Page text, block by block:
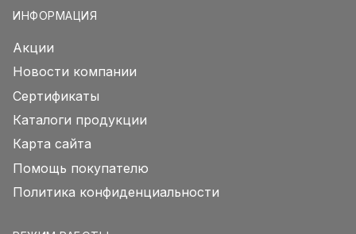
ИНФОРМАЦИЯ
Акции
Новости компании
Сертификаты
Каталоги продукции
Карта сайта
Помощь покупателю
Политика конфиденциальности